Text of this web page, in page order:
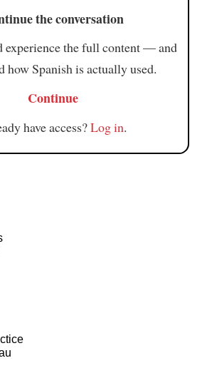
the conversation
experience the full content — and
how Spanish is actually used.
Continue
have access?Log in.